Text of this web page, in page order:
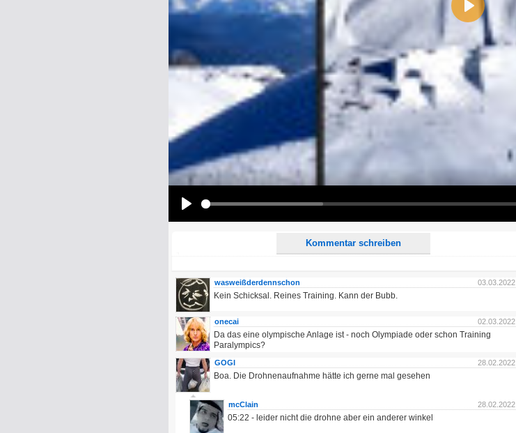
Play
Kommentar schreiben
Name:
E-Mail-Adresse (optional):
Alle HTML-Tags außer <br>, <strike> und <i> werden aus Deinem Kommentar entfernt.
URLs werden automatisch umgewandelt. Bitte verwende "www." oder "http://" in URLs
Ich möchte eine E-Mail, wenn auf dieser Seite weitere Kommentare erscheinen.
03.03.2022
wasweißderdennschon
Kein Schicksal. Reines Training. Kann der Bubb.
02.03.2022
onecai
Da das eine olympische Anlage ist - noch Olympiade oder schon Training
Paralympics?
28.02.2022
GOGI
Boa. Die Drohnenaufnahme hätte ich gerne mal gesehen
28.02.2022
mcClain
05:22 - leider nicht die drohne aber ein anderer winkel